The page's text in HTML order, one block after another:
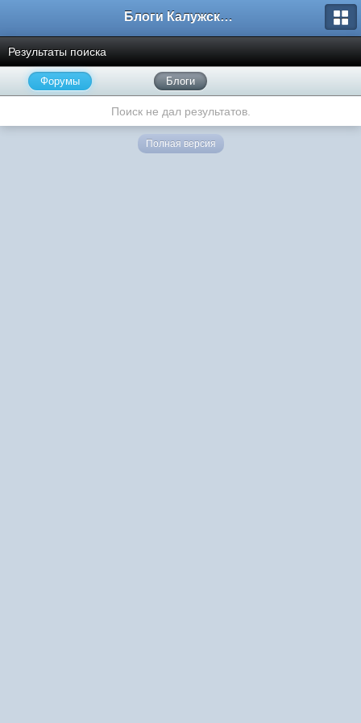
Блоги Калужского перекрестка
Результаты поиска
Форумы Блоги
Поиск не дал результатов.
Полная версия